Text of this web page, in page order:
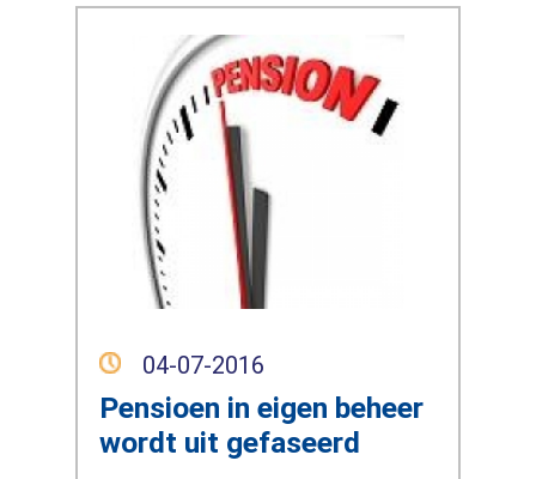
04-07-2016
Pensioen in eigen beheer
wordt uit gefaseerd